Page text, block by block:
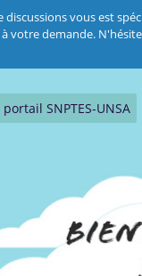
discussions vous est
demande.
SNPTES-UNSA